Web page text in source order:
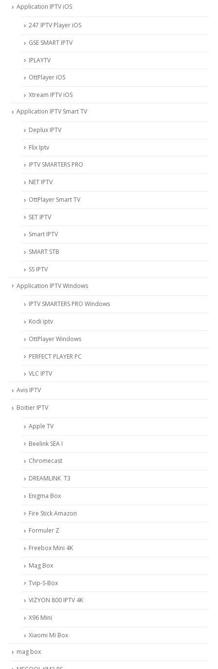
Application IPTV iOS
247 IPTV Player iOS
‎GSE SMART IPTV
IPLAYTV
OttPlayer iOS
Xtream IPTV iOS
Application IPTV Smart TV
Deplux IPTV
Flix Iptv
IPTV SMARTERS PRO
NET IPTV
OttPlayer Smart TV
SET IPTV
Smart IPTV
SMART STB
SS IPTV
Application IPTV Windows
IPTV SMARTERS PRO Windows
Kodi iptv
OttPlayer Windows
PERFECT PLAYER PC
VLC IPTV
Avis IPTV
Boitier IPTV
Apple TV
Beelink SEA I
Chromecast
DREAMLINK T3
Enigma Box
Fire Stick Amazon
Formuler Z
Freebox Mini 4K
Mag Box
Tvip-S-Box
VIZYON 800 IPTV 4K
X96 Mini
Xiaomi Mi Box
mag box